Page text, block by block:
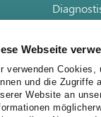
Webseite
verwenden
und die Zugriffe
Website an